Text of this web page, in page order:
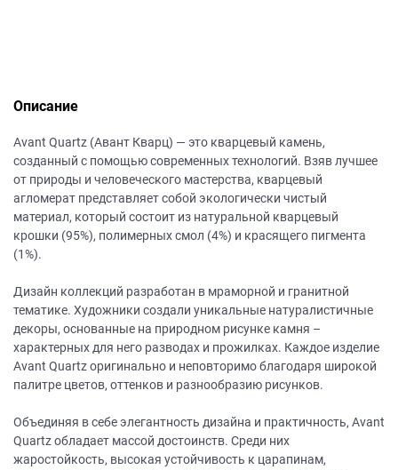
Описание
Avant Quartz (Авант Кварц) — это кварцевый камень,
созданный с помощью современных технологий. Взяв лучшее
от природы и человеческого мастерства, кварцевый
агломерат представляет собой экологически чистый
материал, который состоит из натуральной кварцевый
крошки (95%), полимерных смол (4%) и красящего пигмента
(1%).
Дизайн коллекций разработан в мраморной и гранитной
тематике. Художники создали уникальные натуралистичные
декоры, основанные на природном рисунке камня –
характерных для него разводах и прожилках. Каждое изделие
Avant Quartz оригинально и неповторимо благодаря широкой
палитре цветов, оттенков и разнообразию рисунков.
Объединяя в себе элегантность дизайна и практичность, Avant
Quartz обладает массой достоинств. Среди них
жаростойкость, высокая устойчивость к царапинам,